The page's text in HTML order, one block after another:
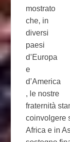
mostrato
che, in
diversi
paesi
d’Europa
e
d’America
, le nostre
fraternità
coinvolgere
Africa e in